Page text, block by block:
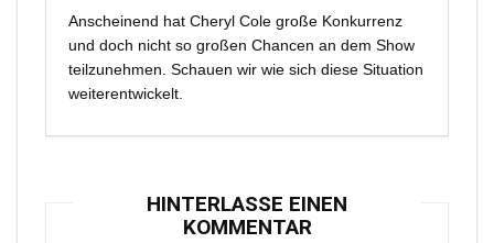
Anscheinend hat Cheryl Cole große Konkurrenz
und doch nicht so großen Chancen an dem Show
teilzunehmen. Schauen wir wie sich diese Situation
weiterentwickelt.
HINTERLASSE EINEN
KOMMENTAR